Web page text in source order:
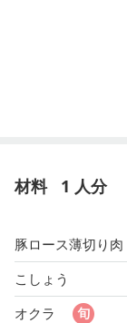
材料 1 人分
豚ロース薄切り肉
こしょう
オクラ